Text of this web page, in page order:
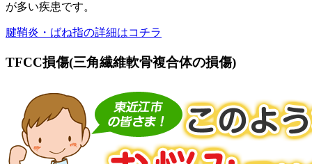
が多い疾患です。
腱鞘炎・ばね指の詳細はコチラ
TFCC損傷(三角繊維軟骨複合体の損傷)